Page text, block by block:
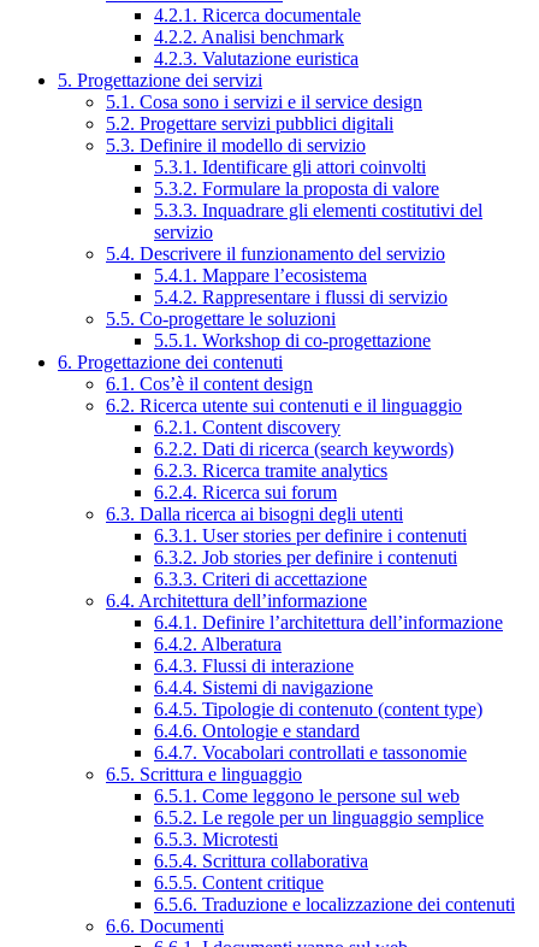
4.2.1. Ricerca documentale
4.2.2. Analisi benchmark
4.2.3. Valutazione euristica
5. Progettazione dei servizi
5.1. Cosa sono i servizi e il service design
5.2. Progettare servizi pubblici digitali
5.3. Definire il modello di servizio
5.3.1. Identificare gli attori coinvolti
5.3.2. Formulare la proposta di valore
5.3.3. Inquadrare gli elementi costitutivi del
servizio
5.4. Descrivere il funzionamento del servizio
5.4.1. Mappare l’ecosistema
5.4.2. Rappresentare i flussi di servizio
5.5. Co-progettare le soluzioni
5.5.1. Workshop di co-progettazione
6. Progettazione dei contenuti
6.1. Cos’è il content design
6.2. Ricerca utente sui contenuti e il linguaggio
6.2.1. Content discovery
6.2.2. Dati di ricerca (search keywords)
6.2.3. Ricerca tramite analytics
6.2.4. Ricerca sui forum
6.3. Dalla ricerca ai bisogni degli utenti
6.3.1. User stories per definire i contenuti
6.3.2. Job stories per definire i contenuti
6.3.3. Criteri di accettazione
6.4. Architettura dell’informazione
6.4.1. Definire l’architettura dell’informazione
6.4.2. Alberatura
6.4.3. Flussi di interazione
6.4.4. Sistemi di navigazione
6.4.5. Tipologie di contenuto (content type)
6.4.6. Ontologie e standard
6.4.7. Vocabolari controllati e tassonomie
6.5. Scrittura e linguaggio
6.5.1. Come leggono le persone sul web
6.5.2. Le regole per un linguaggio semplice
6.5.3. Microtesti
6.5.4. Scrittura collaborativa
6.5.5. Content critique
6.5.6. Traduzione e localizzazione dei contenuti
6.6. Documenti